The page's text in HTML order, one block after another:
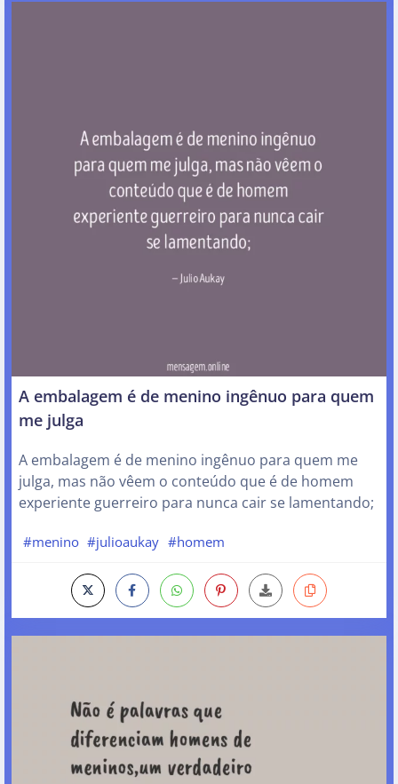
A embalagem é de menino ingênuo para quem
me julga
A embalagem é de menino ingênuo para quem me
julga, mas não vêem o conteúdo que é de homem
experiente guerreiro para nunca cair se lamentando;
#menino #julioaukay #homem